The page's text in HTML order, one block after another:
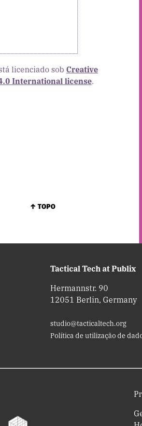
licenciado sob Creative
International license.
↑ TOPO
Tactical Tech at Publix
Hermannstr. 90
12051 Berlin, Germany
studio@tacticaltech.org
Política de utilização de